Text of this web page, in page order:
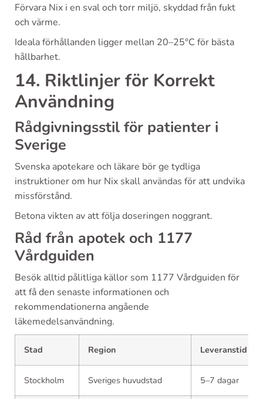
Förvara Nix i en sval och torr miljö, skyddad från fukt
och värme.
Ideala förhållanden ligger mellan 20–25°C för bästa
hållbarhet.
14. Riktlinjer för Korrekt
Användning
Rådgivningsstil för patienter i
Sverige
Svenska apotekare och läkare bör ge tydliga
instruktioner om hur Nix skall användas för att undvika
missförstånd.
Betona vikten av att följa doseringen noggrant.
Råd från apotek och 1177
Vårdguiden
Besök alltid pålitliga källor som 1177 Vårdguiden för
att få den senaste informationen och
rekommendationerna angående
läkemedelsanvändning.
Stad Region Leveranstid
Stockholm Sveriges huvudstad 5–7 dagar